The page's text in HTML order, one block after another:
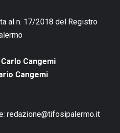
al n. 17/2018 del Registro
Cangemi
Cangemi
redazione@tifosipalermo.it